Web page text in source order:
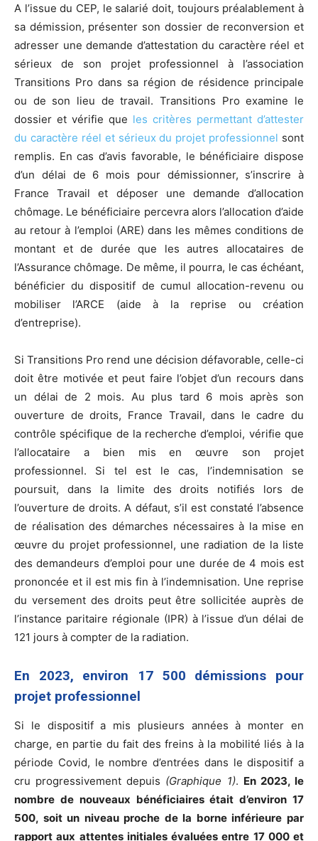
A l’issue du CEP, le salarié doit, toujours préalablement à
sa démission, présenter son dossier de reconversion et
adresser une demande d’attestation du caractère réel et
sérieux de son projet professionnel à l’association
Transitions Pro dans sa région de résidence principale
ou de son lieu de travail. Transitions Pro examine le
dossier et vérifie que les critères permettant d’attester
du caractère réel et sérieux du projet professionnel sont
remplis. En cas d’avis favorable, le bénéficiaire dispose
d’un délai de 6 mois pour démissionner, s’inscrire à
France Travail et déposer une demande d’allocation
chômage. Le bénéficiaire percevra alors l’allocation d’aide
au retour à l’emploi (ARE) dans les mêmes conditions de
montant et de durée que les autres allocataires de
l’Assurance chômage. De même, il pourra, le cas échéant,
bénéficier du dispositif de cumul allocation-revenu ou
mobiliser l’ARCE (aide à la reprise ou création
d’entreprise).
Si Transitions Pro rend une décision défavorable, celle-ci
doit être motivée et peut faire l’objet d’un recours dans
un délai de 2 mois. Au plus tard 6 mois après son
ouverture de droits, France Travail, dans le cadre du
contrôle spécifique de la recherche d’emploi, vérifie que
l’allocataire a bien mis en œuvre son projet
professionnel. Si tel est le cas, l’indemnisation se
poursuit, dans la limite des droits notifiés lors de
l’ouverture de droits. A défaut, s’il est constaté l’absence
de réalisation des démarches nécessaires à la mise en
œuvre du projet professionnel, une radiation de la liste
des demandeurs d’emploi pour une durée de 4 mois est
prononcée et il est mis fin à l’indemnisation. Une reprise
du versement des droits peut être sollicitée auprès de
l’instance paritaire régionale (IPR) à l’issue d’un délai de
121 jours à compter de la radiation.
En 2023, environ 17 500 démissions pour
projet professionnel
Si le dispositif a mis plusieurs années à monter en
charge, en partie du fait des freins à la mobilité liés à la
période Covid, le nombre d’entrées dans le dispositif a
cru progressivement depuis (Graphique 1). En 2023, le
nombre de nouveaux bénéficiaires était d’environ 17
500, soit un niveau proche de la borne inférieure par
rapport aux attentes initiales évaluées entre 17 000 et